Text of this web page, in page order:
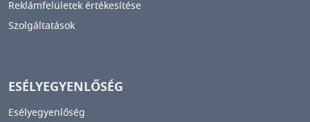
Reklámfelületek értékesítése
Szolgáltatások
ESÉLYEGYENLŐSÉG
Esélyegyenlőség